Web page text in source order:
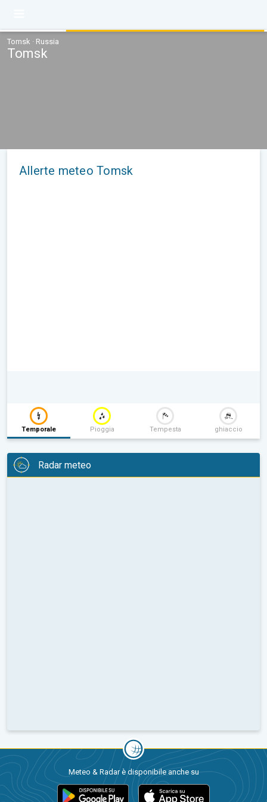
Tomsk · Russia
Tomsk
Allerte meteo Tomsk
Temporale Pioggia Tempesta ghiaccio
Radar meteo
Meteo & Radar è disponibile anche su